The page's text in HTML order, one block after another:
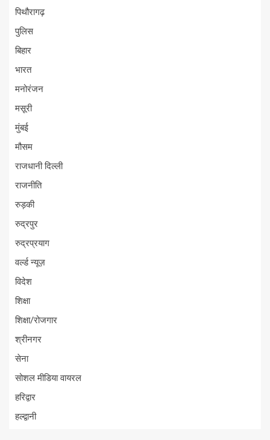
पिथौरागढ़
पुलिस
बिहार
भारत
मनोरंजन
मसूरी
मुंबई
मौसम
राजधानी दिल्ली
राजनीति
रुड़की
रुद्रपुर
रुद्रप्रयाग
वर्ल्ड न्यूज़
विदेश
शिक्षा
शिक्षा/रोजगार
श्रीनगर
सेना
सोशल मीडिया वायरल
हरिद्वार
हल्द्वानी